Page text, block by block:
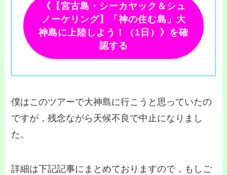
《【宮古島・シーカヤック＆シュ
ノーケリング】「神の住む島」大
神島に上陸しよう！（1日）》を確
認する
僕はこのツアーで大神島に行こうと思っていたの
ですが，残念ながら天候不良で中止になりまし
た。
詳細は下記記事にまとめておりますので，もしご